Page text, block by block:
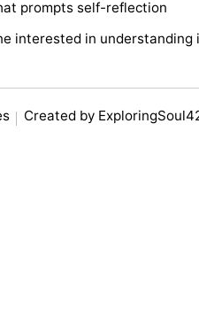
prompts self-reflection
interested in understanding
Created by